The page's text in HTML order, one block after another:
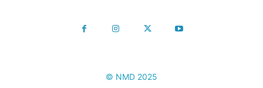
© NMD 2025